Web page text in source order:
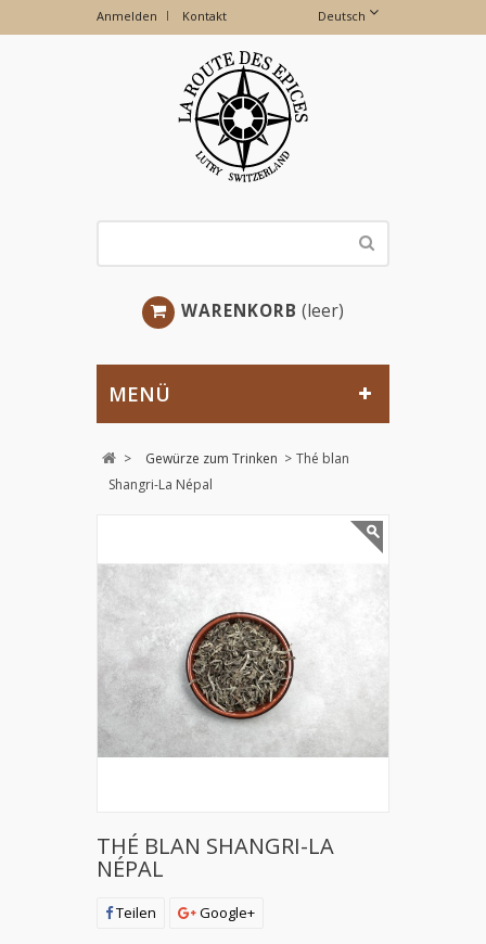
Anmelden Deutsch
Kontakt
WARENKORB (leer)
MENÜ
> Gewürze zum Trinken > Thé blan
Shangri-La Népal
THÉ BLAN SHANGRI-LA
NÉPAL
Teilen Google+